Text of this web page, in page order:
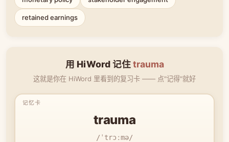
retained earnings
用 HiWord 记住trauma
这就是你在 HiWord 里看到的复习卡 —— 点"记得"就好
trauma
/ˈtrɔːmə/